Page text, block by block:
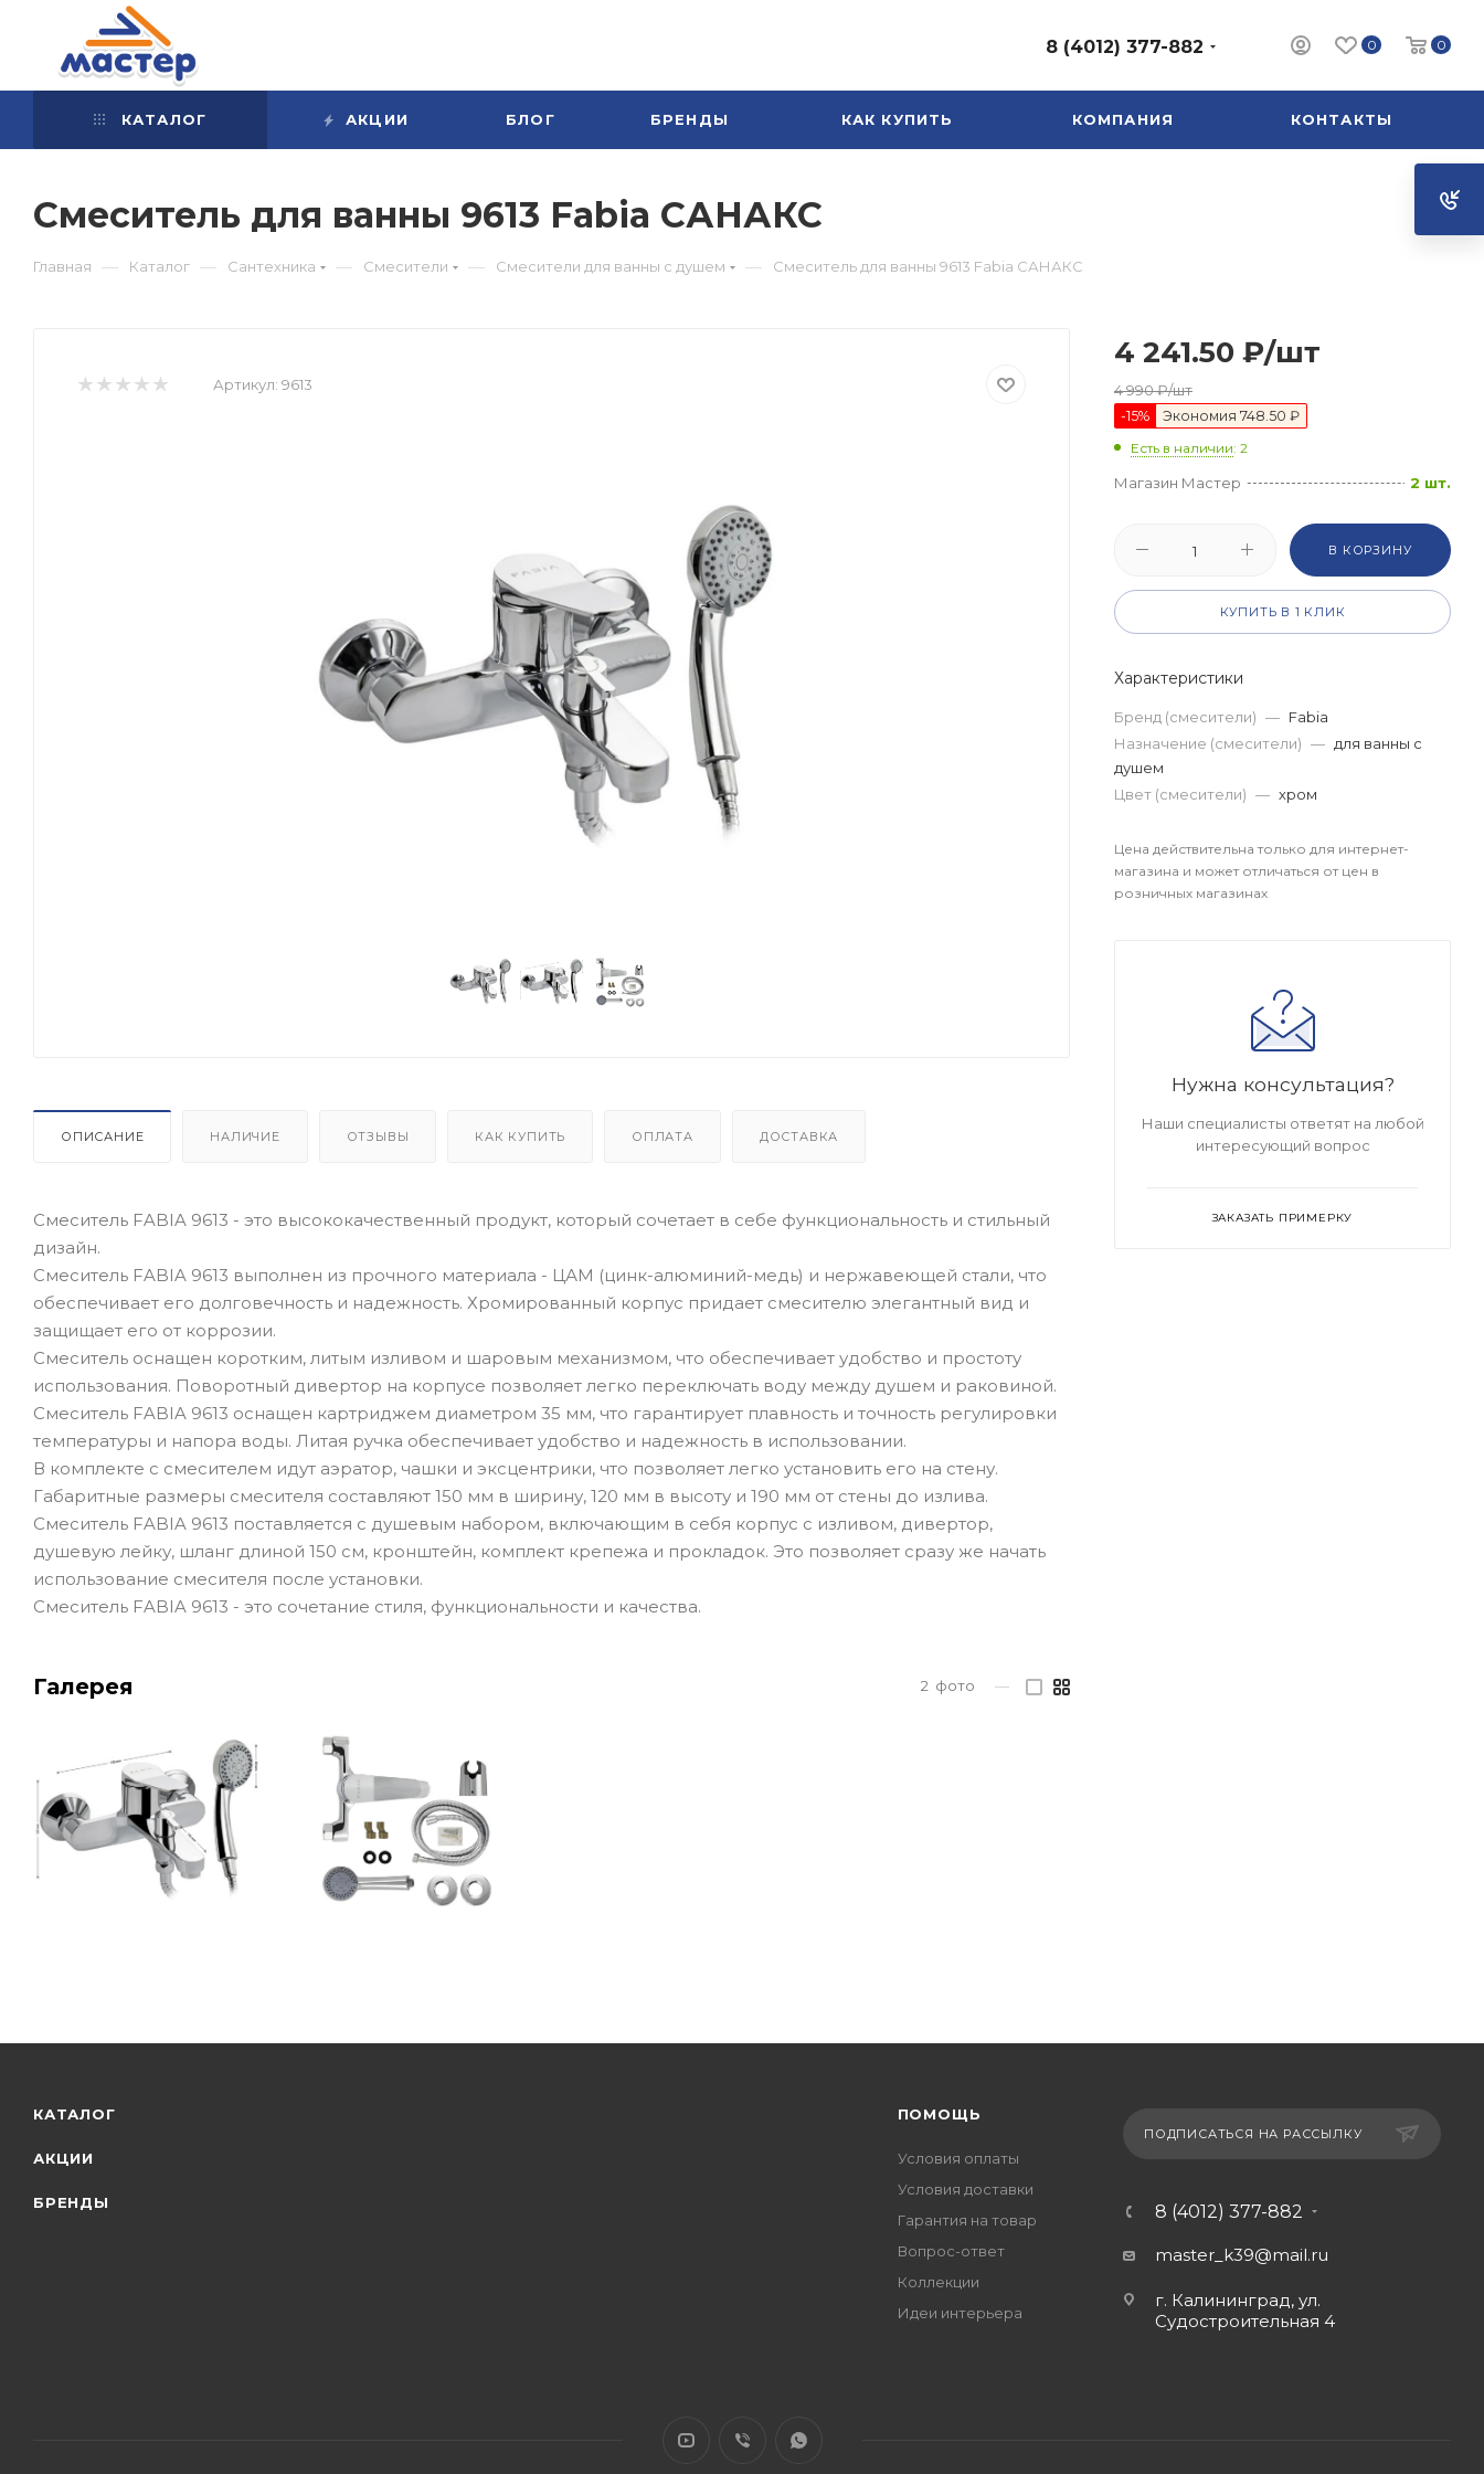
0 0
8 (4012) 377-882
КАТАЛОГ АКЦИИ БЛОГ БРЕНДЫ КАК КУПИТЬ КОМПАНИЯ КОНТАКТЫ
Смеситель для ванны 9613 Fabia САНАКС
Главная — Каталог — Сантехника — Смесители — Смесители для ванны с душем — Смеситель для ванны 9613 Fabia САНАКС
Артикул: 9613
ОПИСАНИЕ НАЛИЧИЕ ОТЗЫВЫ КАК КУПИТЬ ОПЛАТА ДОСТАВКА
Смеситель FABIA 9613 - это высококачественный продукт, который сочетает в себе функциональность и стильный
дизайн.
Смеситель FABIA 9613 выполнен из прочного материала - ЦАМ (цинк-алюминий-медь) и нержавеющей стали, что
обеспечивает его долговечность и надежность. Хромированный корпус придает смесителю элегантный вид и
защищает его от коррозии.
Смеситель оснащен коротким, литым изливом и шаровым механизмом, что обеспечивает удобство и простоту
использования. Поворотный дивертор на корпусе позволяет легко переключать воду между душем и раковиной.
Смеситель FABIA 9613 оснащен картриджем диаметром 35 мм, что гарантирует плавность и точность регулировки
температуры и напора воды. Литая ручка обеспечивает удобство и надежность в использовании.
В комплекте с смесителем идут аэратор, чашки и эксцентрики, что позволяет легко установить его на стену.
Габаритные размеры смесителя составляют 150 мм в ширину, 120 мм в высоту и 190 мм от стены до излива.
Смеситель FABIA 9613 поставляется с душевым набором, включающим в себя корпус с изливом, дивертор,
душевую лейку, шланг длиной 150 см, кронштейн, комплект крепежа и прокладок. Это позволяет сразу же начать
использование смесителя после установки.
Смеситель FABIA 9613 - это сочетание стиля, функциональности и качества.
Галерея 2 фото —
4 241.50 ₽/шт
4 990₽/шт
-15% Экономия 748.50 ₽
Есть в наличии: 2
Магазин Мастер 2 шт.
В КОРЗИНУ
КУПИТЬ В 1 КЛИК
Характеристики
Бренд (смесители) — Fabia
Назначение (смесители) — для ванны с
душем
Цвет (смесители) — хром
Цена действительна только для интернет-
магазина и может отличаться от цен в
розничных магазинах
Нужна консультация?
Наши специалисты ответят на любой
интересующий вопрос
ЗАКАЗАТЬ ПРИМЕРКУ
КАТАЛОГ
АКЦИИ
БРЕНДЫ
ПОМОЩЬ
Условия оплаты
Условия доставки
Гарантия на товар
Вопрос-ответ
Коллекции
Идеи интерьера
ПОДПИСАТЬСЯ НА РАССЫЛКУ
8 (4012) 377-882
master_k39@mail.ru
г. Калининград, ул.
Судостроительная 4